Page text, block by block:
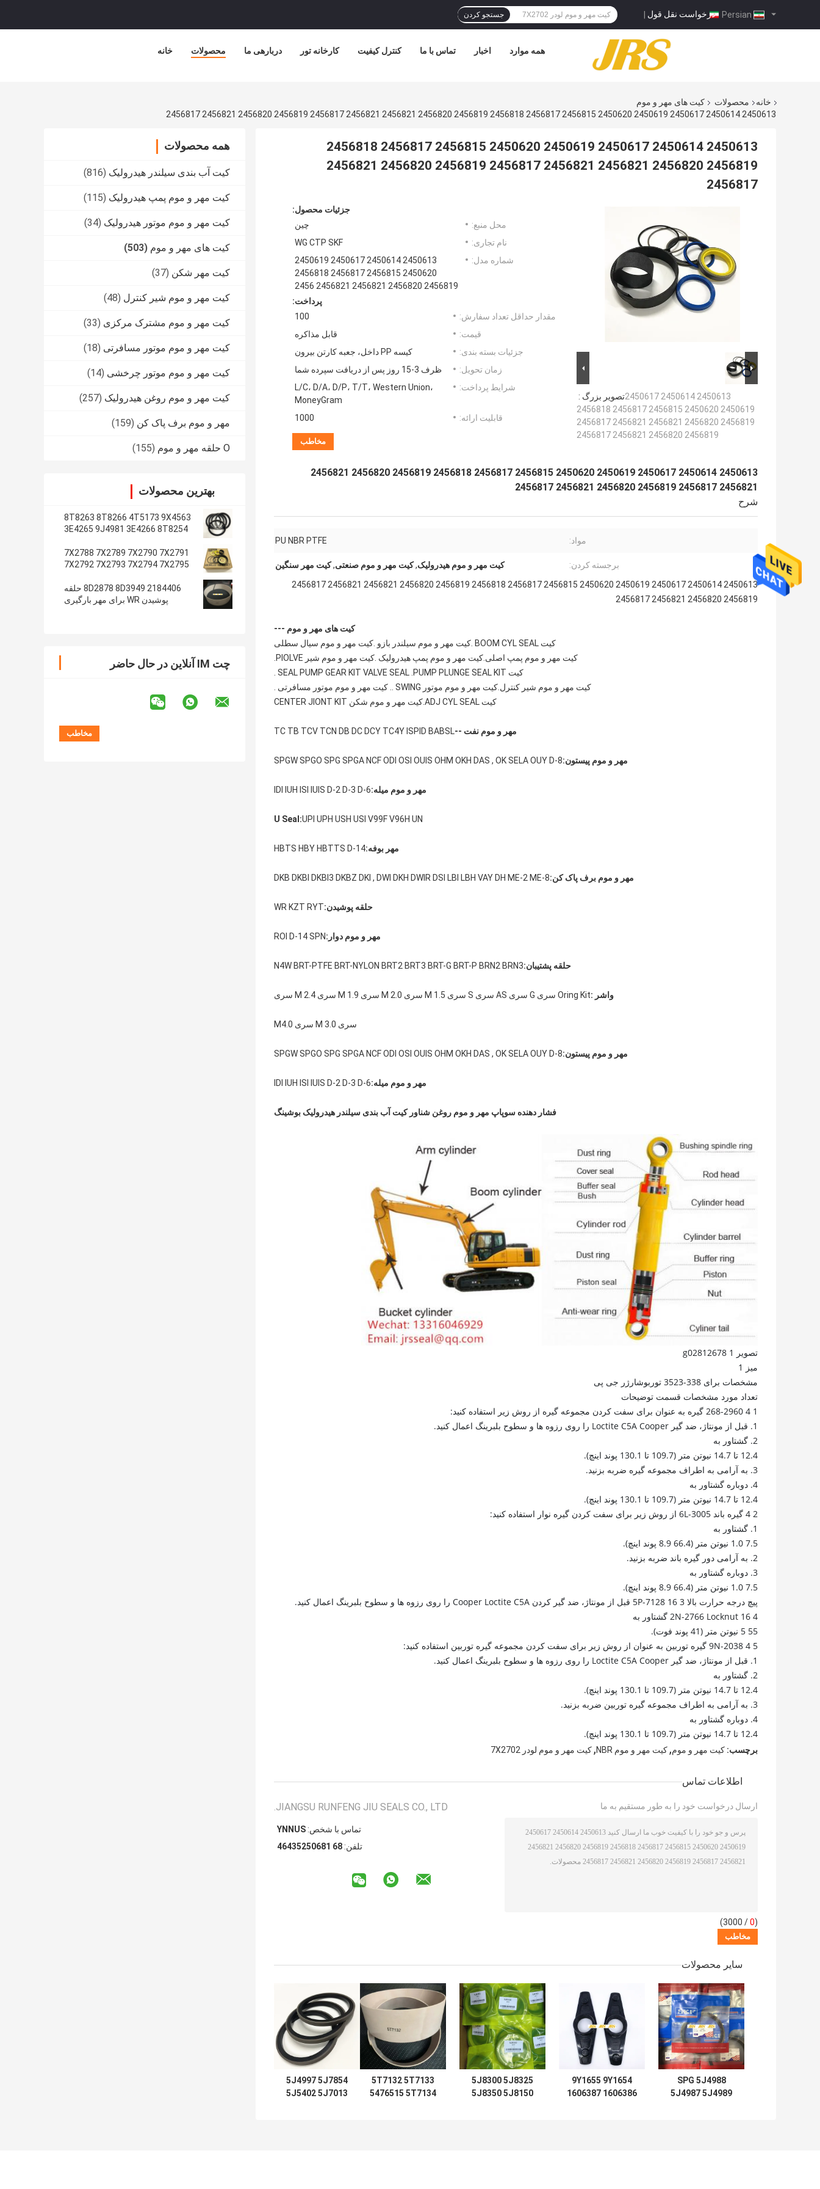
درخواست نقل قول | جستجو کردن
خانه محصولات دربارهی ما کارخانه تور کنترل کیفیت تماس با ما اخبار همه موارد
خانه محصولات
کیت های مهر و موم
2450613 2450614 2450617 2450619 2450620 2456815 2456817 2456818 2456819 2456820 2456821 2456821 2456817 2456819 2456820 2456821 2456817
همه محصولات
کیت آب بندی سیلندر هیدرولیک (816)
کیت مهر و موم پمپ هیدرولیک (115)
کیت مهر و موم موتور هیدرولیک (34)
کیت های مهر و موم (503)
کیت مهر شکن (37)
کیت مهر و موم شیر کنترل (48)
کیت مهر و موم مشترک مرکزی (33)
کیت مهر و موم موتور مسافرتی (18)
کیت مهر و موم موتور چرخشی (14)
کیت مهر و موم روغن هیدرولیک (257)
مهر و موم برف پاک کن (159)
O حلقه مهر و موم (155)
بهترین محصولات
8T8263 8T8266 4T5173 9X4563
3E4265 9J4981 3E4266 8T8254
7X2788 7X2789 7X2790 7X2791
7X2792 7X2793 7X2794 7X2795
2184406 8D2878 8D3949 حلقه
پوشیدن WR برای مهر بارگیری
چت IM آنلاین در حال حاضر
2450613 2450614 2450617 2450619 2450620 2456815 2456817 2456818
2456819 2456820 2456821 2456821 2456817 2456819 2456820 2456821
2456817
تصویر بزرگ :2450613 2450614 2450617
2450619 2450620 2456815 2456817 2456818
2456819 2456820 2456821 2456821 2456817
2456819 2456820 2456821 2456817
جزئیات محصول:
محل منبع:
چین
نام تجاری:
WG CTP SKF
شماره مدل:
2450613 2450614 2450617 2450619
2450620 2456815 2456817 2456818
2456819 2456820 2456821 2456821 2456
پرداخت:
مقدار حداقل تعداد سفارش:
100
قیمت:
قابل مذاکره
جزئیات بسته بندی:
کیسه PP داخل، جعبه کارتن بیرون
زمان تحویل:
ظرف 3-15 روز پس از دریافت سپرده شما
شرایط پرداخت:
L/C، D/A، D/P، T/T، Western Union،
MoneyGram
قابلیت ارائه:
1000
مخاطب
2450613 2450614 2450617 2450619 2450620 2456815 2456817 2456818 2456819 2456820 2456821
2456821 2456817 2456819 2456820 2456821 2456817
شرح
مواد: PU NBR PTFE
برجسته کردن: کیت مهر و موم هیدرولیک,کیت مهر و موم صنعتی,کیت مهر سنگین
2450613 2450614 2450617 2450619 2450620 2456815 2456817 2456818 2456819 2456820 2456821 2456821 2456817
2456819 2456820 2456821 2456817
کیت های مهر و موم ---
کیت BOOM CYL SEAL .کیت مهر و موم سیلندر بازو .کیت مهر و موم سیال سطلی
کیت مهر و موم پمپ اصلی.کیت مهر و موم پمپ هیدرولیک .کیت مهر و موم شیر PIOLVE.
کیت SEAL PUMP GEAR KIT VALVE SEAL .PUMP PLUNGE SEAL KIT .
کیت مهر و موم شیر کنترل.کیت مهر و موم موتور SWING .. کیت مهر و موم موتور مسافرتی .
کیت ADJ CYL SEAL.کیت مهر و موم شکن CENTER JIONT KIT
مهر و موم نفت --TC TB TCV TCN DB DC DCY TC4Y ISPID BABSL
مهر و موم پیستون:SPGW SPGO SPG SPGA NCF ODI OSI OUIS OHM OKH DAS , OK SELA OUY D-8
مهر و موم میله:IDI IUH ISI IUIS D-2 D-3 D-6
U Seal:UPI UPH USH USI V99F V96H UN
مهر بوفه:HBTS HBY HBTTS D-14
مهر و موم برف پاک کن:DKB DKBI DKBI3 DKBZ DKI , DWI DKH DWIR DSI LBI LBH VAY DH ME-2 ME-8
حلقه پوشیدن:WR KZT RYT
مهر و موم دوار:ROI D-14 SPN
حلقه پشتیبان:N4W BRT-PTFE BRT-NYLON BRT2 BRT3 BRT-G BRT-P BRN2 BRN3
واشر :Oring Kit سری G سری AS سری S سری M 1.5 سری M 2.0 سری M 1.9 سری M 2.4 سری
سری M 3.0 سری M4.0
مهر و موم پیستون:SPGW SPGO SPG SPGA NCF ODI OSI OUIS OHM OKH DAS , OK SELA OUY D-8
مهر و موم میله:IDI IUH ISI IUIS D-2 D-3 D-6
فشار دهنده سوپاپ مهر و موم روغن شناور کیت آب بندی سیلندر هیدرولیک بوشینگ
تصویر 1 g02812678
میز 1
مشخصات برای 338-3523 توربوشارژر جی پی
تعداد مورد مشخصات قسمت توضیحات
1 4 268-2960 گیره به عنوان برای سفت کردن مجموعه گیره از روش زیر استفاده کنید:
1. قبل از مونتاژ، ضد گیر Loctite C5A Cooper را روی رزوه ها و سطوح بلبرینگ اعمال کنید.
2. گشتاور به
12.4 تا 14.7 نیوتن متر (109.7 تا 130.1 پوند اینچ).
3. به آرامی به اطراف مجموعه گیره ضربه بزنید.
4. دوباره گشتاور به
12.4 تا 14.7 نیوتن متر (109.7 تا 130.1 پوند اینچ).
2 4 گیره باند 6L-3005 از روش زیر برای سفت کردن گیره نوار استفاده کنید:
1. گشتاور به
7.5 1.0 نیوتن متر (66.4 8.9 پوند اینچ).
2. به آرامی دور گیره باند ضربه بزنید.
3. دوباره گشتاور به
7.5 1.0 نیوتن متر (66.4 8.9 پوند اینچ).
پیچ درجه حرارت بالا 3 16 5P-7128 قبل از مونتاژ، ضد گیر کردن Cooper Loctite C5A را روی رزوه ها و سطوح بلبرینگ اعمال کنید.
4 16 2N-2766 Locknut گشتاور به
55 5 نیوتن متر (41 پوند فوت).
5 4 9N-2038 گیره توربین به عنوان از روش زیر برای سفت کردن مجموعه گیره توربین استفاده کنید:
1. قبل از مونتاژ، ضد گیر Loctite C5A Cooper را روی رزوه ها و سطوح بلبرینگ اعمال کنید.
2. گشتاور به
12.4 تا 14.7 نیوتن متر (109.7 تا 130.1 پوند اینچ).
3. به آرامی به اطراف مجموعه گیره توربین ضربه بزنید.
4. دوباره گشتاور به
12.4 تا 14.7 نیوتن متر (109.7 تا 130.1 پوند اینچ).
برچسب: کیت مهر و موم, کیت مهر و موم NBR , کیت مهر و موم لودر 7X2702
اطلاعات تماس
JIANGSU RUNFENG JIU SEALS CO., LTD.
تماس با شخص: SUNNY
تلفن: 86 18605253464
ارسال درخواست خود را به طور مستقیم به ما
(
0
/ 3000)
سایر محصولات
SPG 5J4988
5J4987 5J4989
9Y1655 9Y1654
1606387 1606386
5J8300 5J8325
5J8350 5J8150
5T7132 5T7133
5476515 5T7134
5J4997 5J7854
5J5402 5J7013